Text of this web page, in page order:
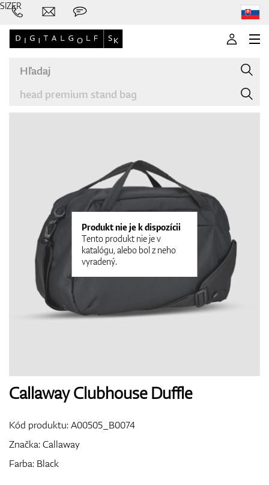
Palice
Oblečenie
Produkt nie je k dispozícii
Tento produkt nie je v
katalógu, alebo bol z neho
vyradený.
Callaway Clubhouse Duffle
Kód produktu:A00505_B0074
Značka:Callaway
Farba: Black
SIZER